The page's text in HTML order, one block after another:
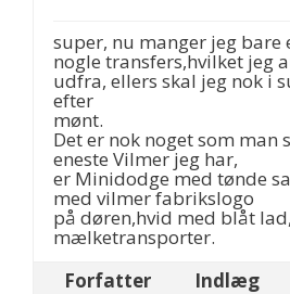
super, nu manger jeg bare
nogle transfers,hvilket jeg
udfra, ellers skal jeg nok i
efter
mønt.
Det er nok noget som man
eneste Vilmer jeg har,
er Minidodge med tønde
med vilmer fabrikslogo
på døren,hvid med blåt
mælketransporter.
Forfatter
Indlæg